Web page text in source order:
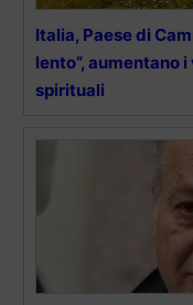
Italia, Paese di
lento”, aumentano
spirituali